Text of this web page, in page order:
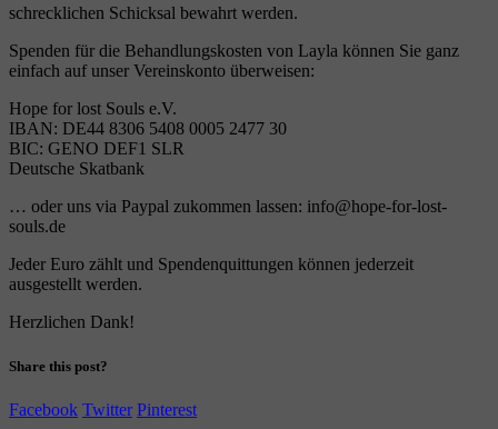
schrecklichen Schicksal bewahrt werden.
Spenden für die Behandlungskosten von Layla können Sie ganz
einfach auf unser Vereinskonto überweisen:
Hope for lost Souls e.V.
IBAN: DE44 8306 5408 0005 2477 30
BIC: GENO DEF1 SLR
Deutsche Skatbank
… oder uns via Paypal zukommen lassen: info@hope-for-lost-
souls.de
Jeder Euro zählt und Spendenquittungen können jederzeit
ausgestellt werden.
Herzlichen Dank!
Share this post?
Facebook Twitter Pinterest